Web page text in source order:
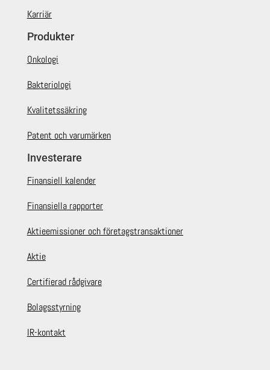
Karriär
Produkter
Onkologi
Bakteriologi
Kvalitetssäkring
Patent och varumärken
Investerare
Finansiell kalender
Finansiella rapporter
Aktieemissioner och företagstransaktioner
Aktie
Certifierad rådgivare
Bolagsstyrning
IR-kontakt